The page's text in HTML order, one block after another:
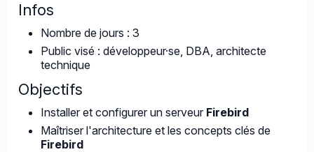
Infos
Nombre de jours : 3
Public visé : développeur·se, DBA, architecte
technique
Objectifs
Installer et configurer un serveur Firebird
Maîtriser l'architecture et les concepts clés de
Firebird